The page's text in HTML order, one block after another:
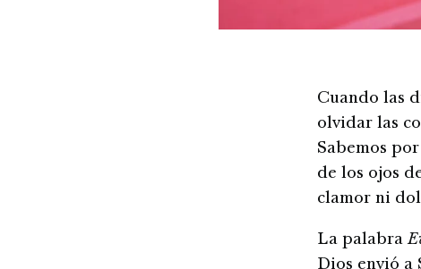
Cuando las
olvidar las
Sabemos
de los ojos
clamor ni
La palabra
Dios envió a